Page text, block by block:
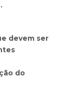
devem ser
do